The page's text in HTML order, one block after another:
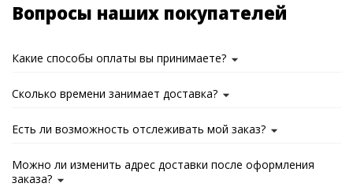
Вопросы наших покупателей
Какие способы оплаты вы принимаете?
Сколько времени занимает доставка?
Есть ли возможность отслеживать мой заказ?
Можно ли изменить адрес доставки после оформления
заказа?